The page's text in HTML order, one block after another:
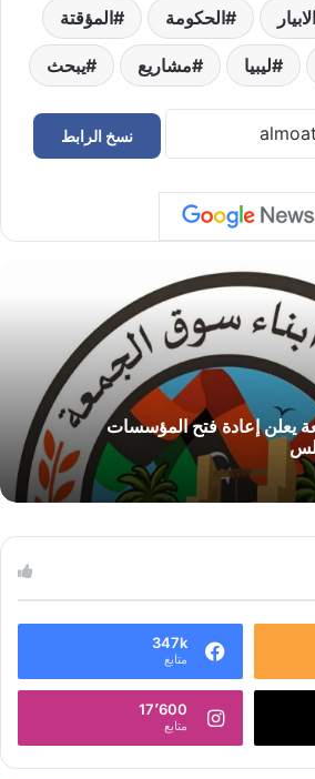
الابيار الحكومة المؤقتة
ليبيا مشاريع يبحث
نسخ الرابط
يعلن إعادة فتح المؤسسات
347k
متابع
17٬600
متابع